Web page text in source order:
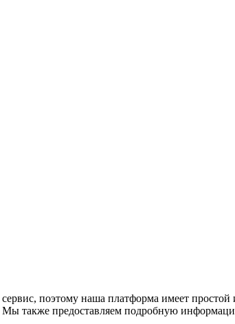
поэтому наша платформа имеет
Мы также предоставляем подробную